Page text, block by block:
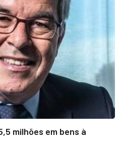
milhões em bens à